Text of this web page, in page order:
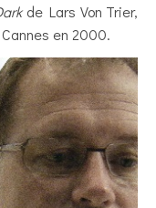
de Lars Von Trier,
en 2000.